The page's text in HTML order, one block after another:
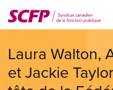
au
contenu
Laura Walton,
et Jackie